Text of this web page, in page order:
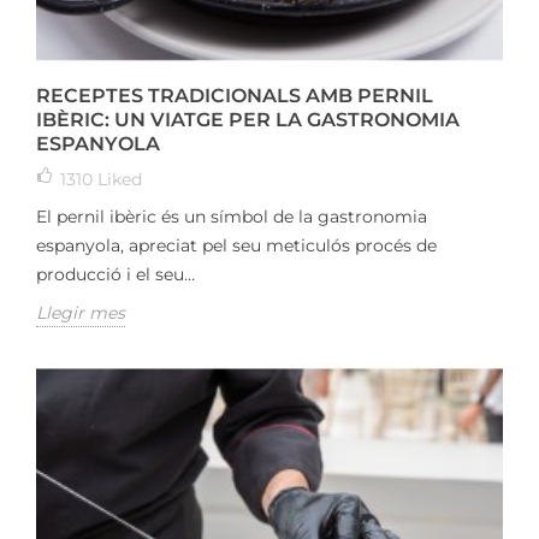
RECEPTES TRADICIONALS AMB PERNIL
IBÈRIC: UN VIATGE PER LA GASTRONOMIA
ESPANYOLA
1310 Liked
El pernil ibèric és un símbol de la gastronomia
espanyola, apreciat pel seu meticulós procés de
producció i el seu...
Llegir mes